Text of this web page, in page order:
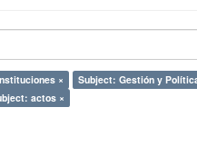
×
Subject: Gestión y
actos ×